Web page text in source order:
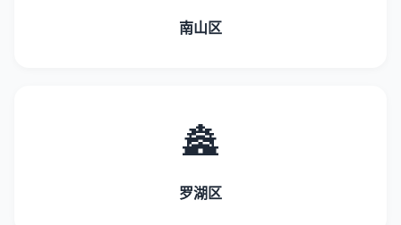
南山区
🏯
罗湖区